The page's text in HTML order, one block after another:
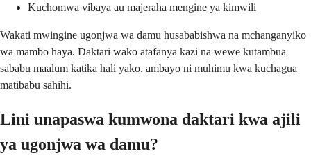
Kuchomwa vibaya au majeraha mengine ya kimwili
Wakati mwingine ugonjwa wa damu husababishwa na mchanganyiko
wa mambo haya. Daktari wako atafanya kazi na wewe kutambua
sababu maalum katika hali yako, ambayo ni muhimu kwa kuchagua
matibabu sahihi.
Lini unapaswa kumwona daktari kwa ajili
ya ugonjwa wa damu?